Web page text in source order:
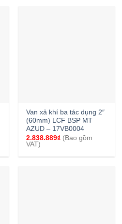
Van xả khí ba tác dụng 2″
(60mm) LCF BSP MT
AZUD – 17VB0004
2.838.889₫ (Bao gồm
VAT)